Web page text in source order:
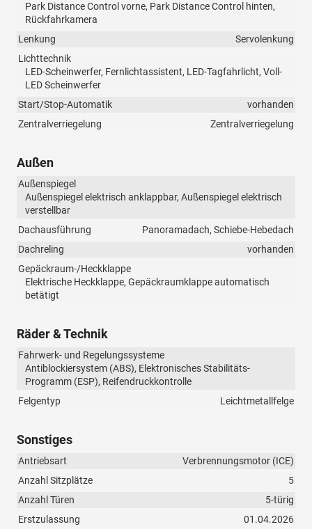
Park Distance Control vorne, Park Distance Control hinten,
Rückfahrkamera
Lenkung
Servolenkung
Lichttechnik
LED-Scheinwerfer, Fernlichtassistent, LED-Tagfahrlicht, Voll-
LED Scheinwerfer
Start/Stop-Automatik
vorhanden
Zentralverriegelung
Zentralverriegelung
Außen
Außenspiegel
Außenspiegel elektrisch anklappbar, Außenspiegel elektrisch
verstellbar
Dachausführung
Panoramadach, Schiebe-Hebedach
Dachreling
vorhanden
Gepäckraum-/Heckklappe
Elektrische Heckklappe, Gepäckraumklappe automatisch
betätigt
Räder & Technik
Fahrwerk- und Regelungssysteme
Antiblockiersystem (ABS), Elektronisches Stabilitäts-
Programm (ESP), Reifendruckkontrolle
Felgentyp
Leichtmetallfelge
Sonstiges
Antriebsart
Verbrennungsmotor (ICE)
Anzahl Sitzplätze
5
Anzahl Türen
5-türig
Erstzulassung
01.04.2026